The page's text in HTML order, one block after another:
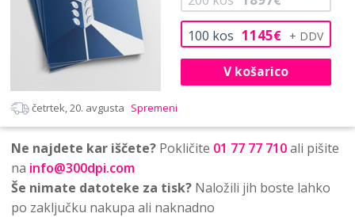
100 kos 1145€
V košarico
četrtek, 20. avgusta Spremeni
Ne najdete kar iščete? Pokličite 01 77 77 710ali pišite
na info@300dpi.com
Še nimate datoteke za tisk? Naložili jih boste lahko
po zaključku nakupa ali naknadno